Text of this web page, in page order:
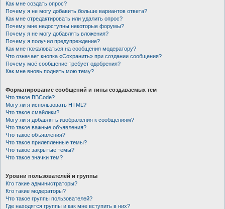
Как мне создать опрос?
Почему я не могу добавить больше вариантов ответа?
Как мне отредактировать или удалить опрос?
Почему мне недоступны некоторые форумы?
Почему я не могу добавлять вложения?
Почему я получил предупреждение?
Как мне пожаловаться на сообщения модератору?
Что означает кнопка «Сохранить» при создании сообщения?
Почему моё сообщение требует одобрения?
Как мне вновь поднять мою тему?
Форматирование сообщений и типы создаваемых тем
Что такое BBCode?
Могу ли я использовать HTML?
Что такое смайлики?
Могу ли я добавлять изображения к сообщениям?
Что такое важные объявления?
Что такое объявления?
Что такое прилепленные темы?
Что такое закрытые темы?
Что такое значки тем?
Уровни пользователей и группы
Кто такие администраторы?
Кто такие модераторы?
Что такое группы пользователей?
Где находятся группы и как мне вступить в них?